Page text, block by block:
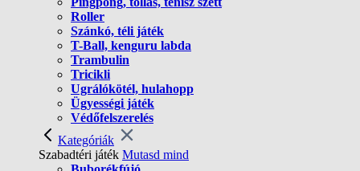
Roller
Szánkó, téli játék
T-Ball, kenguru labda
Trambulin
Tricikli
Ugrálókötél, hulahopp
Ügyességi játék
Védőfelszerelés
Kategóriák
Szabadtéri játék Mutasd mind